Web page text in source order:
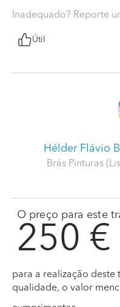
Inadequado? Reporte
Útil
Hélder Flávio
Brás Pinturas
O preço para este
250 €
para a realização
qualidade, o valor